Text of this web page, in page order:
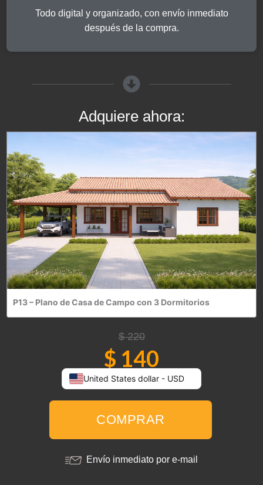
Todo digital y organizado, con envío inmediato
después de la compra.
Adquiere ahora:
P13 – Plano de Casa de Campo con 3 Dormitorios
$220
precio
original
era:
$ 220.
$ 140
precio
actual
es:
$ 140.
United States dollar - USD
P13
-
de
COMPRAR
Envío inmediato por e-mail